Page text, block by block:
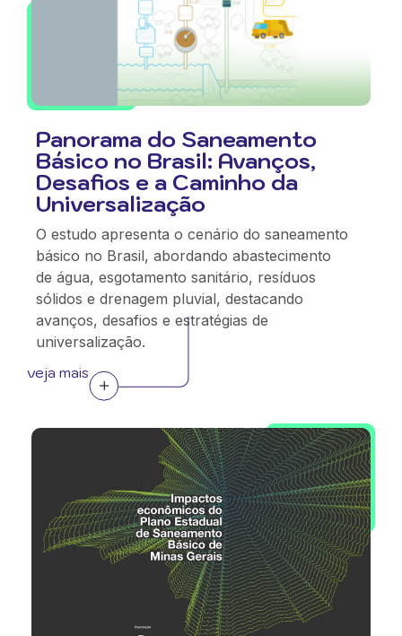
Panorama do Saneamento
Básico no Brasil: Avanços,
Desafios e a Caminho da
Universalização
O estudo apresenta o cenário do saneamento
básico no Brasil, abordando abastecimento
de água, esgotamento sanitário, resíduos
sólidos e drenagem pluvial, destacando
avanços, desafios e estratégias de
universalização.
veja mais